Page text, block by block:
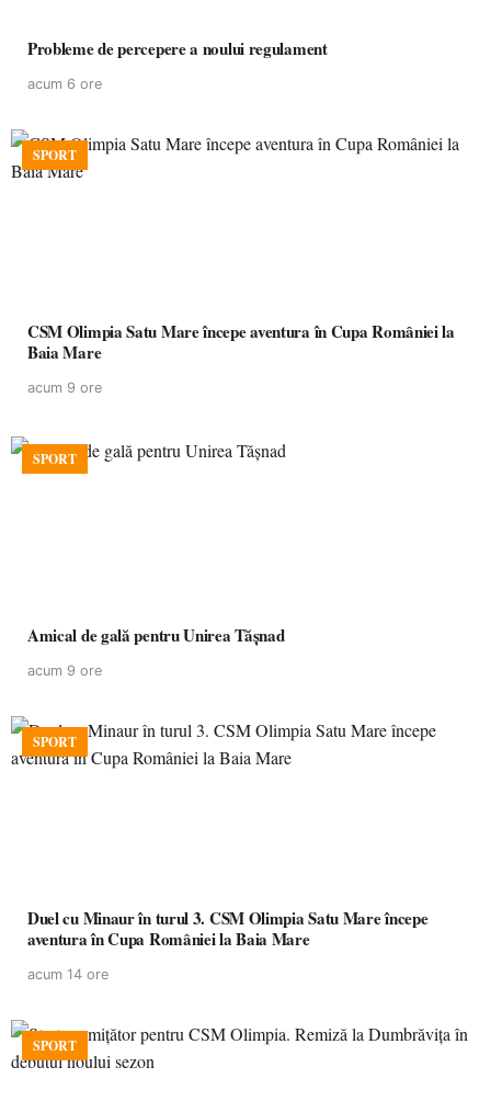
Probleme de percepere a noului regulament
acum 6 ore
SPORT
CSM Olimpia Satu Mare începe aventura în Cupa României la
Baia Mare
acum 9 ore
SPORT
Amical de gală pentru Unirea Tășnad
acum 9 ore
SPORT
Duel cu Minaur în turul 3. CSM Olimpia Satu Mare începe
aventura în Cupa României la Baia Mare
acum 14 ore
SPORT